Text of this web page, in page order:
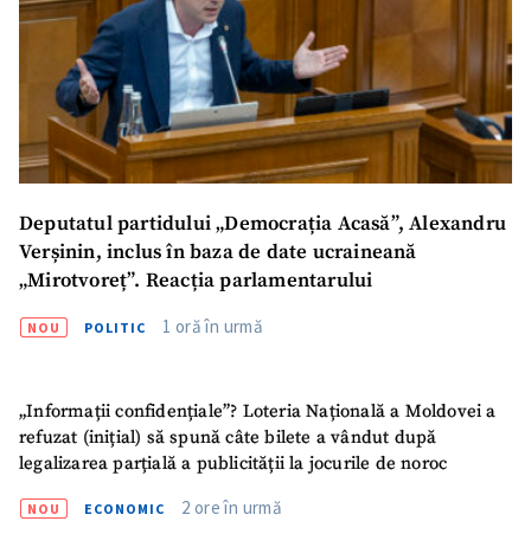
Deputatul partidului „Democrația Acasă”, Alexandru
Verșinin, inclus în baza de date ucraineană
„Mirotvoreț”. Reacția parlamentarului
NOU POLITIC 1 oră în urmă
„Informații confidențiale”? Loteria Națională a Moldovei a
refuzat (inițial) să spună câte bilete a vândut după
legalizarea parțială a publicității la jocurile de noroc
NOU ECONOMIC 2 ore în urmă